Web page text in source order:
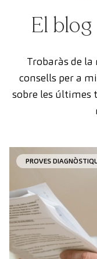
El
Trobaràs de
consells per a
sobre les últimes
PROVES